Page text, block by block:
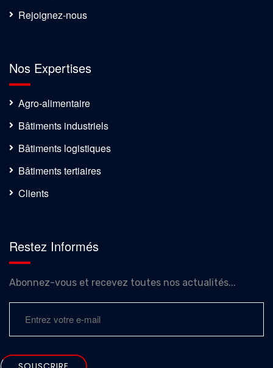
Rejoignez-nous
Nos Expertises
Agro-alimentaire
Bâtiments industriels
Bâtiments logistiques
Bâtiments tertiaires
Clients
Restez Informés
Abonnez-vous et recevez toutes nos actualités...